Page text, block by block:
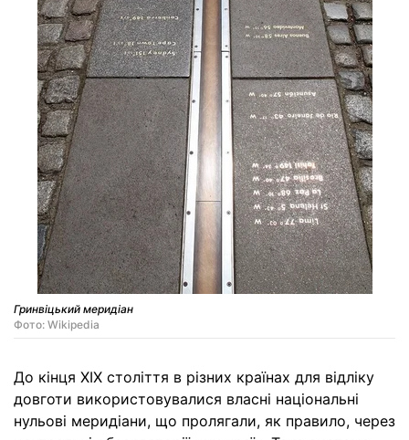
Гринвіцький меридіан
Фото: Wikipedia
До кінця XIX століття в різних країнах для відліку
довготи використовувалися власні національні
нульові меридіани, що пролягали, як правило, через